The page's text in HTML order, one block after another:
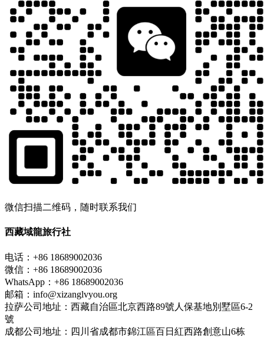
微信扫描二维码，随时联系我们
西藏域龍旅行社
电话：+86 18689002036
微信：+86 18689002036
WhatsApp：+86 18689002036
邮箱：info@xizanglvyou.org
拉萨公司地址：西藏自治區北京西路89號人保基地別墅區6-2
號
成都公司地址：四川省成都市錦江區百日紅西路創意山6栋